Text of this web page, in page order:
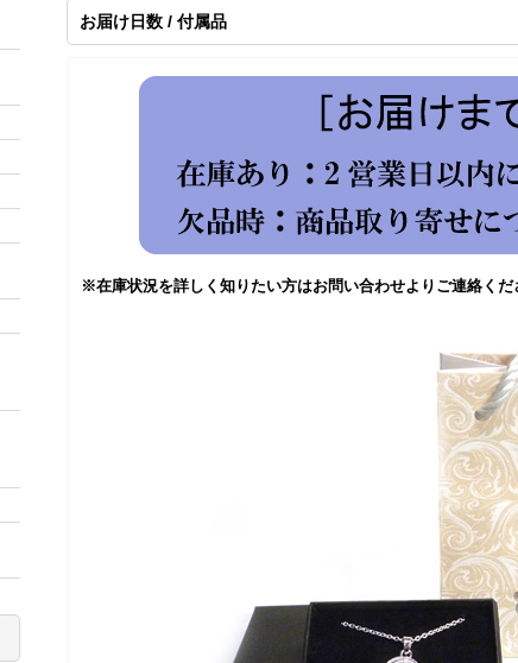
お届け日数 / 付属品
※在庫状況を詳しく知りたい方はお問い合わせよりご連絡くだ